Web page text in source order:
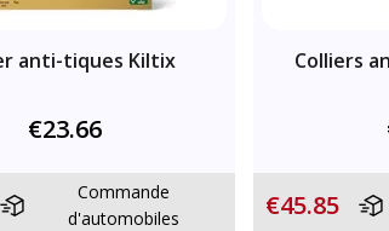
anti-tiques Kiltix
€23.66
Commande
d'automobiles
Colliers
€45.85